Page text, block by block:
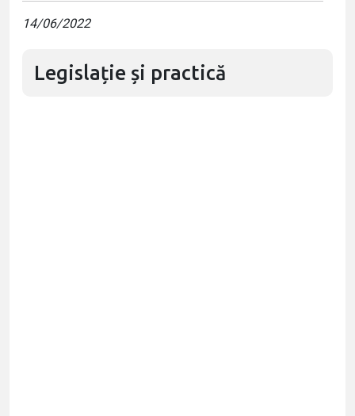
14/06/2022
Legislație și practică